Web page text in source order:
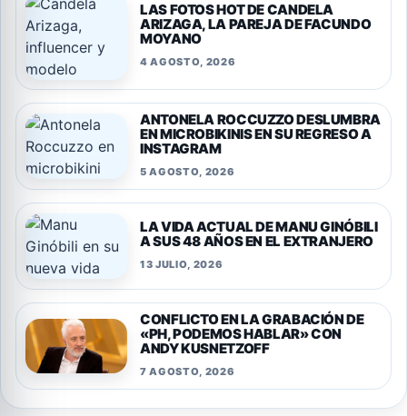
LAS FOTOS HOT DE CANDELA
ARIZAGA, LA PAREJA DE FACUNDO
MOYANO
4 AGOSTO, 2026
ANTONELA ROCCUZZO DESLUMBRA
EN MICROBIKINIS EN SU REGRESO A
INSTAGRAM
5 AGOSTO, 2026
LA VIDA ACTUAL DE MANU GINÓBILI
A SUS 48 AÑOS EN EL EXTRANJERO
13 JULIO, 2026
CONFLICTO EN LA GRABACIÓN DE
«PH, PODEMOS HABLAR» CON
ANDY KUSNETZOFF
7 AGOSTO, 2026